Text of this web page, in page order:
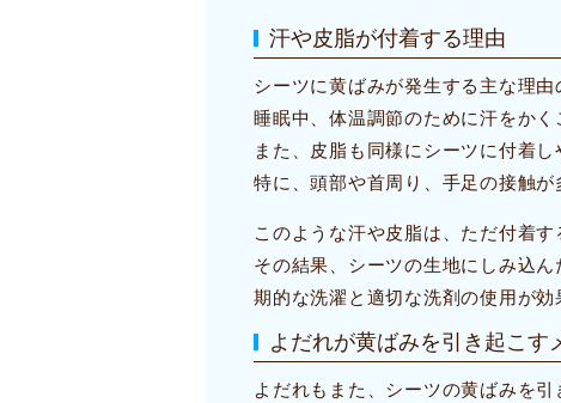
汗や皮脂が付着する理由
シーツに黄ばみが発生する主な理
睡眠中、体温調節のために汗をかく
また、皮脂も同様にシーツに付着
特に、頭部や首周り、手足の接触が
このような汗や皮脂は、ただ付着
その結果、シーツの生地にしみ込
期的な洗濯と適切な洗剤の使用が効
よだれが黄ばみを引き起こす
よだれもまた、シーツの黄ばみを引